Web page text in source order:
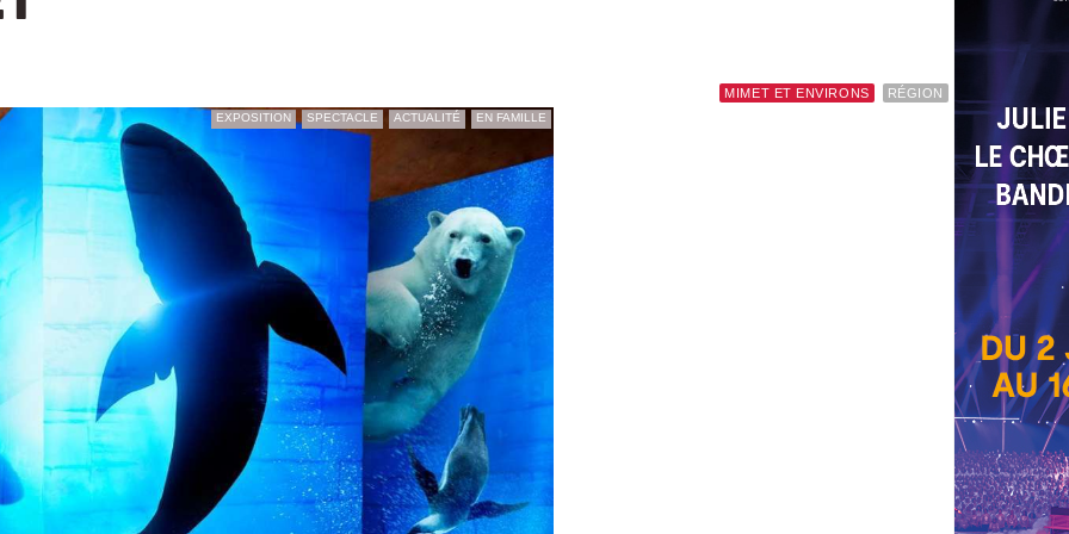
EXPOSITION SPECTACLE ACTUALITÉ EN FAMILLE
MIMET ET ENVIRONS RÉGION